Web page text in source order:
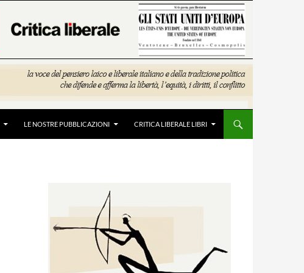
LE NOSTRE PUBBLICAZIONI CRITICA LIBERALE LIBRI